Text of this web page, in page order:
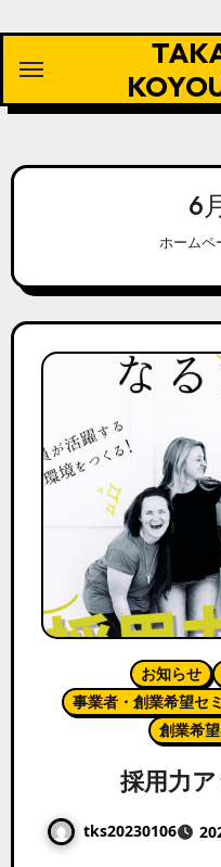
容
ッ
6
ホームペ
お知らせ
事業者・創業希望セ
創業希
採用力
tks20230106